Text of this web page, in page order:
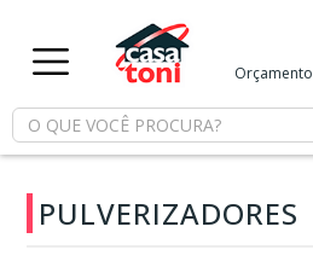
Minha Conta
Meus Favoritos
Departamentos
Tintas
Orçamento
PULVERIZADORES